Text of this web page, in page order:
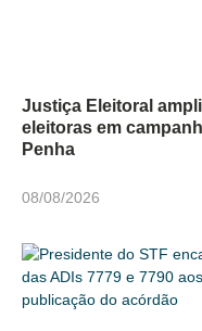
Justiça Eleitoral
eleitoras em
Penha
08/08/2026